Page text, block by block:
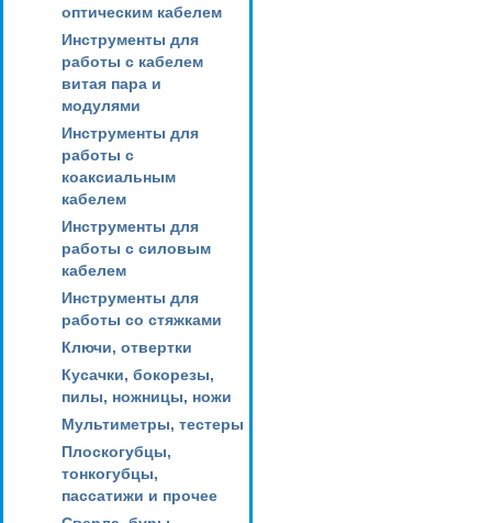
оптическим кабелем
Инструменты для
работы с кабелем
витая пара и
модулями
Инструменты для
работы с
коаксиальным
кабелем
Инструменты для
работы с силовым
кабелем
Инструменты для
работы со стяжками
Ключи, отвертки
Кусачки, бокорезы,
пилы, ножницы, ножи
Мультиметры, тестеры
Плоскогубцы,
тонкогубцы,
пассатижи и прочее